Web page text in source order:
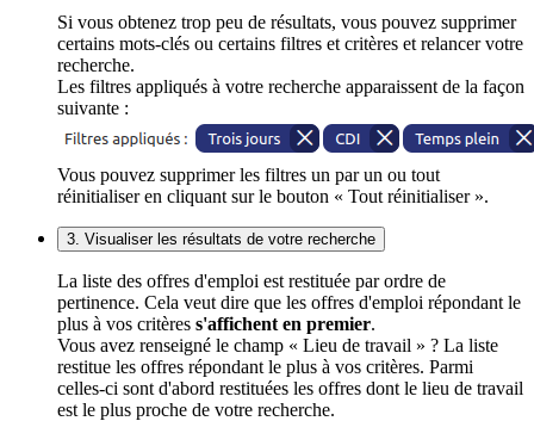
Si vous obtenez trop peu de résultats, vous pouvez supprimer
certains mots-clés ou certains filtres et critères et relancer votre
recherche.
Les filtres appliqués à votre recherche apparaissent de la façon
suivante :
Vous pouvez supprimer les filtres un par un ou tout
réinitialiser en cliquant sur le bouton « Tout réinitialiser ».
3. Visualiser les résultats de votre recherche
La liste des offres d'emploi est restituée par ordre de
pertinence. Cela veut dire que les offres d'emploi répondant le
plus à vos critères s'affichent en premier.
Vous avez renseigné le champ « Lieu de travail » ? La liste
restitue les offres répondant le plus à vos critères. Parmi
celles-ci sont d'abord restituées les offres dont le lieu de travail
est le plus proche de votre recherche.